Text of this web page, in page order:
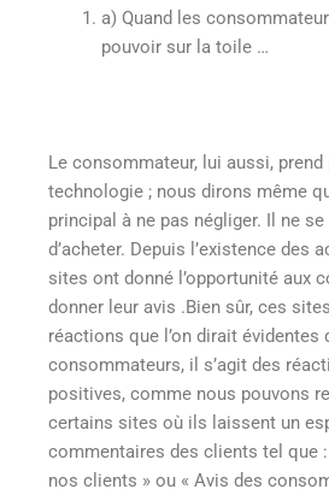
a) Quand les
pouvoir sur la toile …
Le consommateur, lui aussi,
technologie ; nous dirons même
principal à ne pas négliger. Il ne
d’acheter. Depuis l’existence des
sites ont donné l’opportunité aux
donner leur avis .Bien sûr, ces
réactions que l’on dirait évidentes
consommateurs, il s’agit des
positives, comme nous pouvons
certains sites où ils laissent un
commentaires des clients tel que
nos clients » ou « Avis des